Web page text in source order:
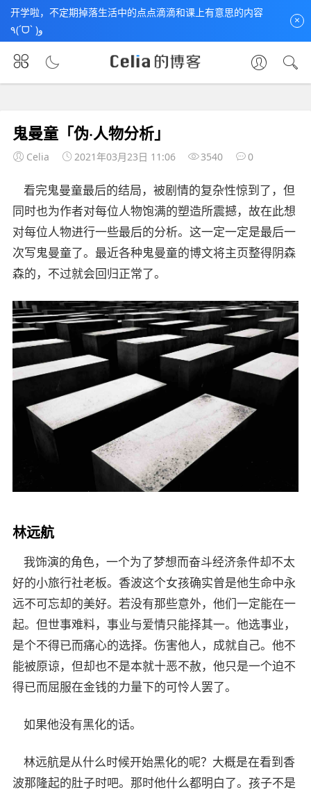
开学啦，不定期掉落生活中的点点滴滴和课上有意思的内容
٩(ˊᗜˋ )و
×
首页 未分类 文章正文
鬼曼童「伪·人物分析」
Celia 2021年03月23日 11:06 3540 0
看完鬼曼童最后的结局，被剧情的复杂性惊到了，但
同时也为作者对每位人物饱满的塑造所震撼，故在此想
对每位人物进行一些最后的分析。这一定一定是最后一
次写鬼曼童了。最近各种鬼曼童的博文将主页整得阴森
森的，不过就会回归正常了。
林远航
我饰演的角色，一个为了梦想而奋斗经济条件却不太
好的小旅行社老板。香波这个女孩确实曾是他生命中永
远不可忘却的美好。若没有那些意外，他们一定能在一
起。但世事难料，事业与爱情只能择其一。他选事业，
是个不得已而痛心的选择。伤害他人，成就自己。他不
能被原谅，但却也不是本就十恶不赦，他只是一个迫不
得已而屈服在金钱的力量下的可怜人罢了。
如果他没有黑化的话。
林远航是从什么时候开始黑化的呢？大概是在看到香
波那隆起的肚子时吧。那时他什么都明白了。孩子不是